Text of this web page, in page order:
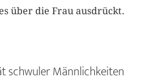
über die Frau ausdrückt.
schwuler Männlichkeiten